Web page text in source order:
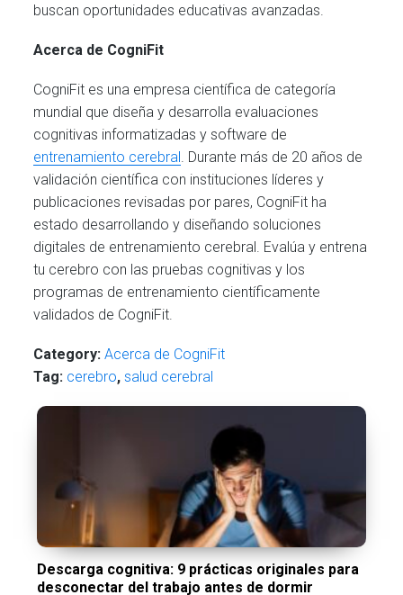
buscan oportunidades educativas avanzadas.
Acerca de CogniFit
CogniFit es una empresa científica de categoría
mundial que diseña y desarrolla evaluaciones
cognitivas informatizadas y software de
entrenamiento cerebral. Durante más de 20 años de
validación científica con instituciones líderes y
publicaciones revisadas por pares, CogniFit ha
estado desarrollando y diseñando soluciones
digitales de entrenamiento cerebral. Evalúa y entrena
tu cerebro con las pruebas cognitivas y los
programas de entrenamiento científicamente
validados de CogniFit.
Category: Acerca de CogniFit
Tag: cerebro,salud cerebral
Descarga cognitiva: 9 prácticas originales para
desconectar del trabajo antes de dormir